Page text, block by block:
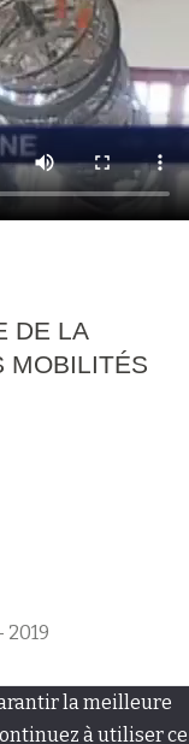
DE LA
MOBILITÉS
la meilleure
à utiliser ce